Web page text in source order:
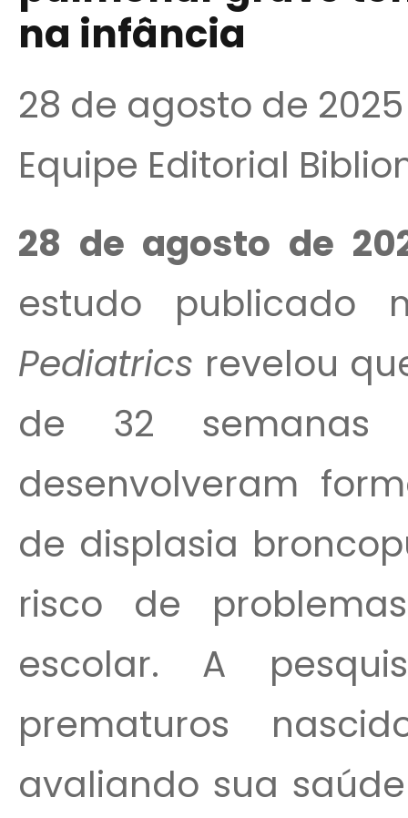
na infância
28 de agosto de 2025
Equipe Editorial
28 de agosto de
estudo
Pediatrics revelou
de 32
desenvolveram
de displasia
risco de
escolar. A
prematuros
avaliando sua